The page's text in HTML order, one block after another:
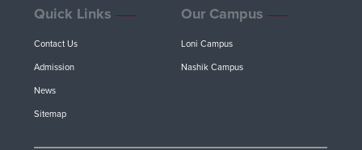
Quick Links
Contact Us
Admission
News
Sitemap
Our Campus
Loni Campus
Nashik Campus